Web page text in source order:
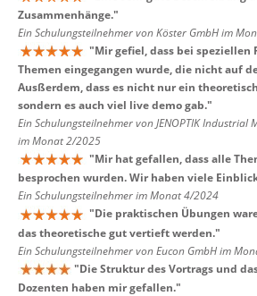
Zusammenhänge."
Ein Schulungsteilnehmer von Köster GmbH im
"Mir gefiel, dass bei speziellen
Themen eingegangen wurde, die nicht auf
Ausßerdem, dass es nicht nur ein
sondern es auch viel live demo gab."
Ein Schulungsteilnehmer von JENOPTIK Industrial
im Monat 2/2025
"Mir hat gefallen, dass alle
besprochen wurden. Wir haben viele
Ein Schulungsteilnehmer im Monat 4/2024
"Die praktischen Übungen
das theoretische gut vertieft werden."
Ein Schulungsteilnehmer von Eucon GmbH im
"Die Struktur des Vortrags und
Dozenten haben mir gefallen."